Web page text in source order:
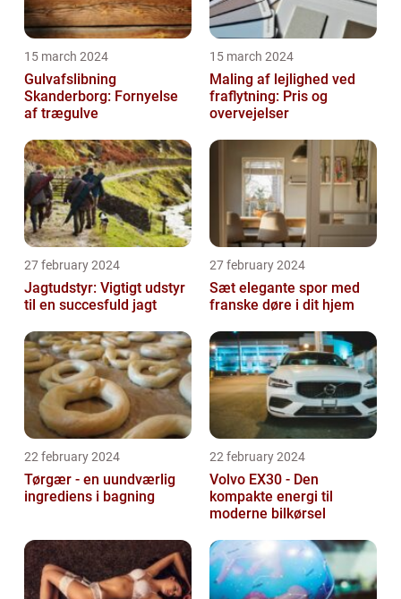
15 march 2024
Gulvafslibning
Skanderborg: Fornyelse
af trægulve
15 march 2024
Maling af lejlighed ved
fraflytning: Pris og
overvejelser
27 february 2024
Jagtudstyr: Vigtigt udstyr
til en succesfuld jagt
27 february 2024
Sæt elegante spor med
franske døre i dit hjem
22 february 2024
Tørgær - en uundværlig
ingrediens i bagning
22 february 2024
Volvo EX30 - Den
kompakte energi til
moderne bilkørsel